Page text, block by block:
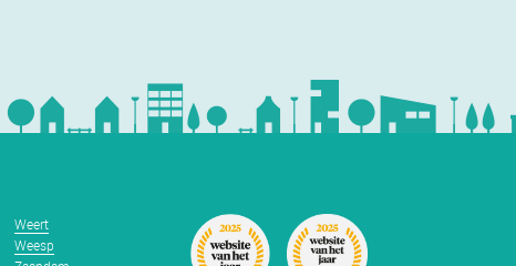
Weert
Weesp